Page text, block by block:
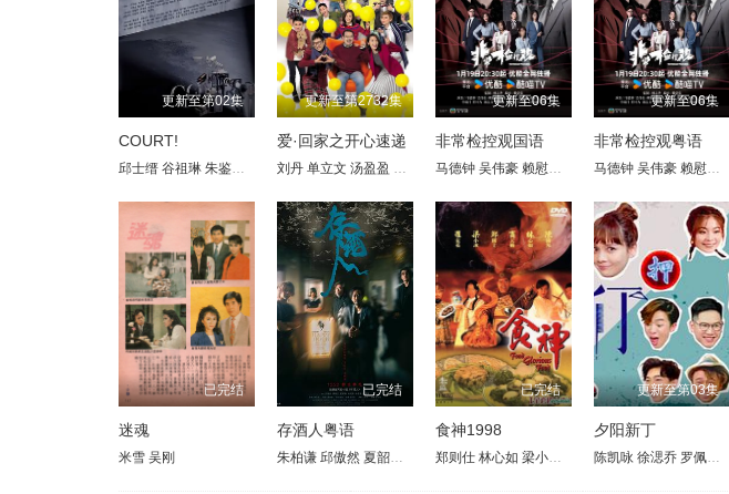
更新至第02集
COURT!
邱士缙 谷祖琳 朱鉴然 陈湛文 张达伦 汤骏业 陆骏光 黄正宜 黄德斌 许博文 欧镇灏 徐浩昌 苏家乐 伍咏诗
更新至第2732集
爱·回家之开心速递
刘丹 单立文 汤盈盈 吕慧仪 罗乐林 马贯东 苏韵姿 周嘉洛 陈浚霆 吴伟豪
更新至06集
非常检控观国语
马德钟 吴伟豪 赖慰玲 陈晓华 张国强 程可为
更新至06集
非常检控观粤语
马德钟 吴伟豪 赖慰玲
已完结
迷魂
米雪 吴刚
已完结
存酒人粤语
朱柏谦 邱傲然 夏韶声 徐㴓乔 杨乐文 安柔潔
已完结
食神1998
郑则仕 林心如 梁小冰 陈国邦 商天娥 陈志朋 徐锦江
更新至第03集
夕阳新丁
陈凯咏 徐㴓乔 罗佩芝